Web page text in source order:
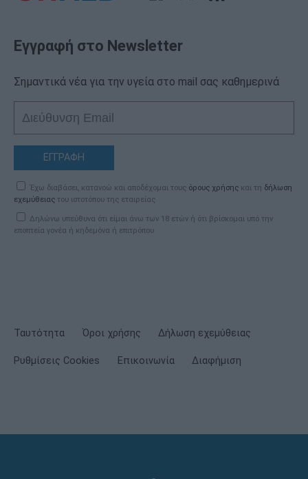
Εγγραφή στο Newsletter
Σημαντικά νέα για την υγεία στο mail σας καθημερινά
ΕΓΓΡΑΦΗ
Έχω διαβάσει, κατανοώ και αποδέχομαι τους όρους χρήσης και τη δήλωση
εχεμύθειας του ιστοτόπου της εταιρείας
Δηλώνω υπεύθυνα ότι είμαι άνω των 18 ετών ή ότι βρίσκομαι υπό την
εποπτεία γονέα ή κηδεμόνα ή επιτρόπου
Ταυτότητα Όροι χρήσης Δήλωση εχεμύθειας
Ρυθμίσεις Cookies Επικοινωνία Διαφήμιση